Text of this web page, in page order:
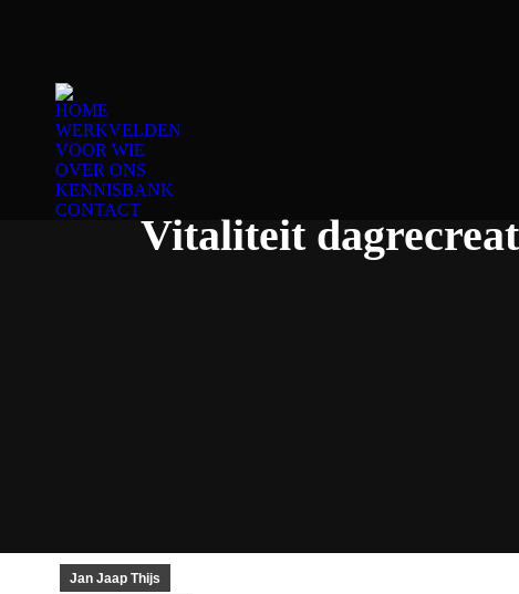
HOME
WERKVELDEN
VOOR WIE
OVER ONS
KENNISBANK
CONTACTVitaliteit
Jan Jaap Thijs